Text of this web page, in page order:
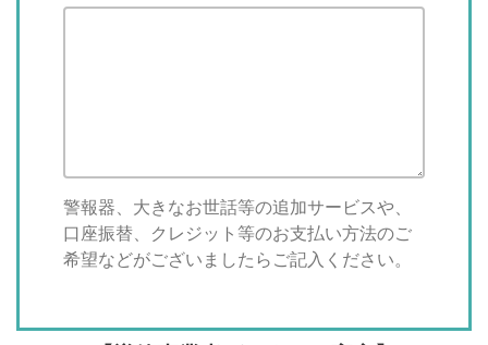
警報器、大きなお世話等の追加サービスや、
口座振替、クレジット等のお支払い方法のご
希望などがございましたらご記入ください。